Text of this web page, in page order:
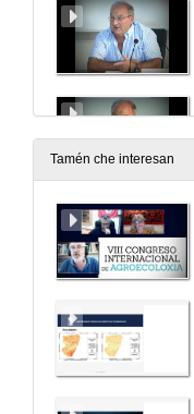
Tamén che interesan